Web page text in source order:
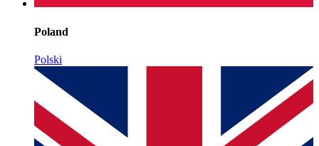
Poland
Polski